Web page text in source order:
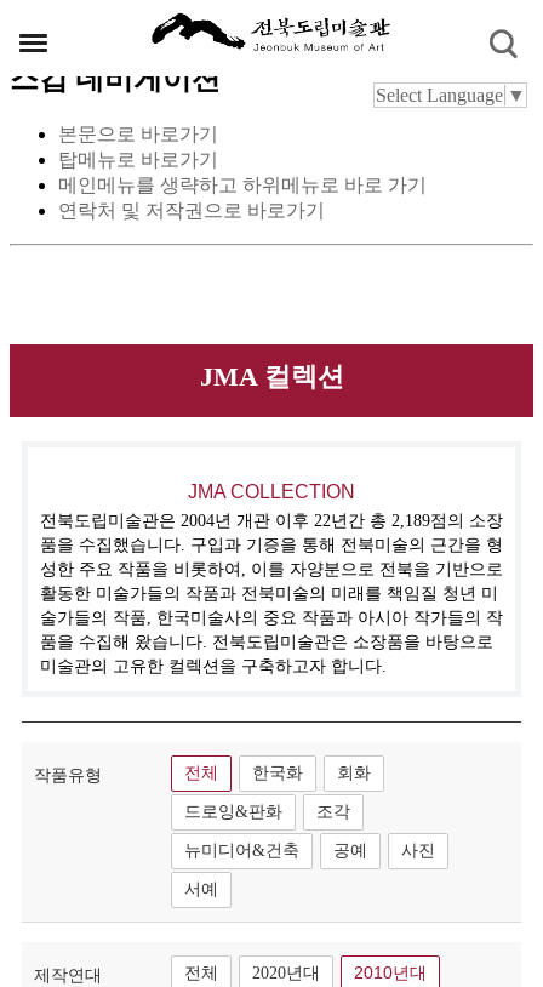
스킵 네비게이션
본문으로 바로가기
탑메뉴로 바로가기
메인메뉴를 생략하고 하위메뉴로 바로 가기
연락처 및 저작권으로 바로가기
Select Language ▼
JMA 컬렉션
JMA COLLECTION
전북도립미술관은 2004년 개관 이후 22년간 총 2,189점의 소장
품을 수집했습니다. 구입과 기증을 통해 전북미술의 근간을 형
성한 주요 작품을 비롯하여, 이를 자양분으로 전북을 기반으로
활동한 미술가들의 작품과 전북미술의 미래를 책임질 청년 미
술가들의 작품, 한국미술사의 중요 작품과 아시아 작가들의 작
품을 수집해 왔습니다. 전북도립미술관은 소장품을 바탕으로
미술관의 고유한 컬렉션을 구축하고자 합니다.
작품유형 전체 한국화 회화
드로잉&판화 조각
뉴미디어&건축 공예 사진
서예
제작연대 전체 2020년대 2010년대